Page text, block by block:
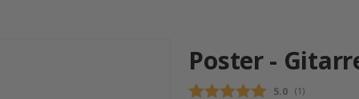
Poster -
5.0 (abgegebene
1 )